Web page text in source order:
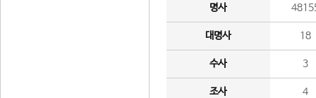
명사
대명사 18
수사 3
조사 4